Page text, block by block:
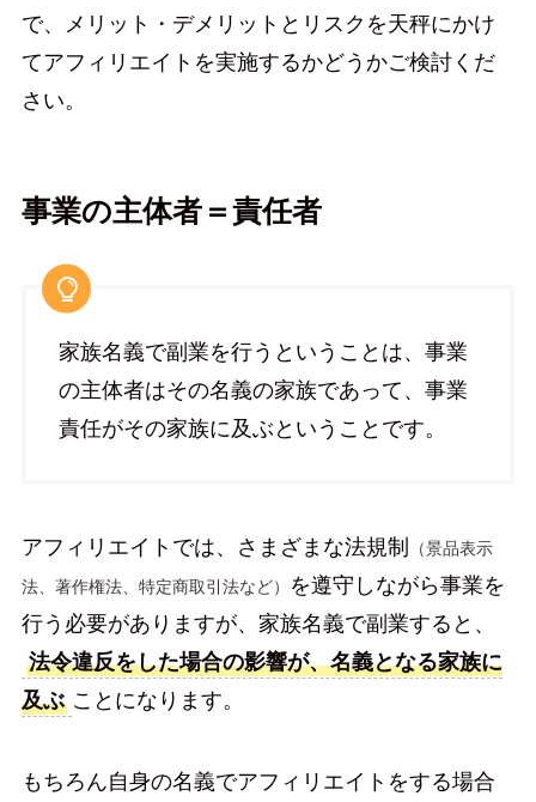
で、メリット・デメリットとリスクを天秤にかけ
てアフィリエイトを実施するかどうかご検討くだ
さい。
事業の主体者＝責任者
家族名義で副業を行うということは、事業
の主体者はその名義の家族であって、事業
責任がその家族に及ぶということです。
アフィリエイトでは、さまざまな法規制
（景品表示
法、著作権法、特定商取引法など）
を遵守しながら事業を
行う必要がありますが、家族名義で副業すると、
法令違反をした場合の影響が、名義となる家族に
及ぶ ことになります。
もちろん自身の名義でアフィリエイトをする場合